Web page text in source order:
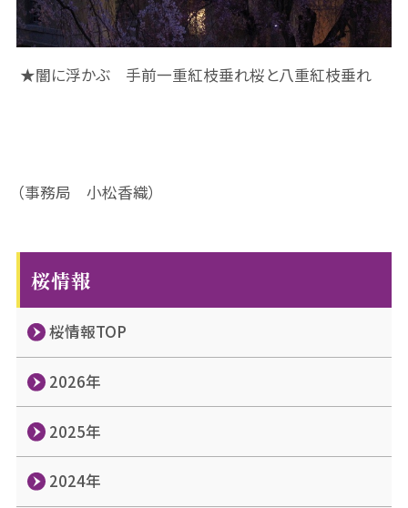
桜情報
桜情報TOP
2026年
2025年
2024年
★闇に浮かぶ 手前一重紅枝垂れ桜と八重紅枝垂れ
（事務局 小松香織）